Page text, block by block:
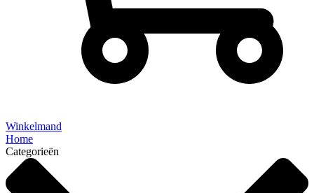
Winkelmand
Home
Categorieën